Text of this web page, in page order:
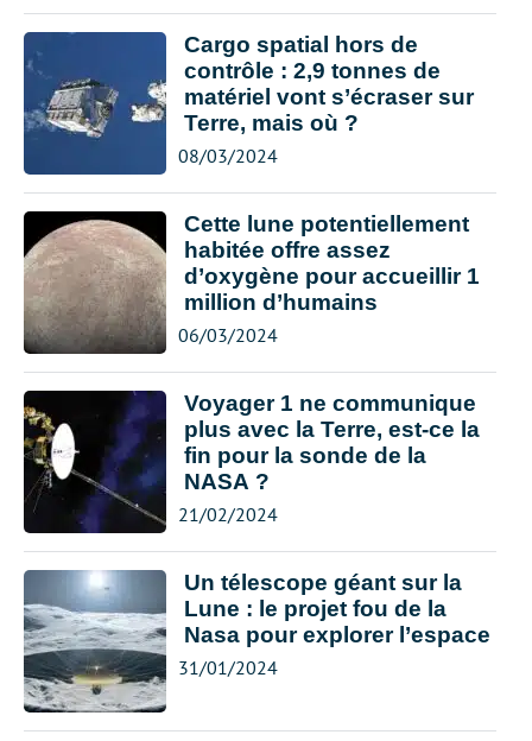
Cargo spatial hors de
contrôle : 2,9 tonnes de
matériel vont s’écraser sur
Terre, mais où ?
08/03/2024
Cette lune potentiellement
habitée offre assez
d’oxygène pour accueillir 1
million d’humains
06/03/2024
Voyager 1 ne communique
plus avec la Terre, est-ce la
fin pour la sonde de la
NASA ?
21/02/2024
Un télescope géant sur la
Lune : le projet fou de la
Nasa pour explorer l’espace
31/01/2024